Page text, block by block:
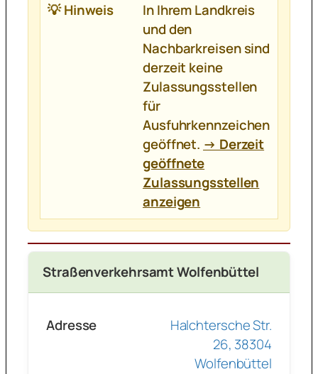
💡 Hinweis
In Ihrem Landkreis
und den
Nachbarkreisen sind
derzeit keine
Zulassungsstellen
für
Ausfuhrkennzeichen
geöffnet. → Derzeit
geöffnete
Zulassungsstellen
anzeigen
Straßenverkehrsamt Wolfenbüttel
Adresse
Halchtersche Str.
26, 38304
Wolfenbüttel